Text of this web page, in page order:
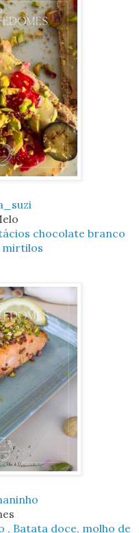
chocolate branco
mirtilos
, Batata doce, molho de